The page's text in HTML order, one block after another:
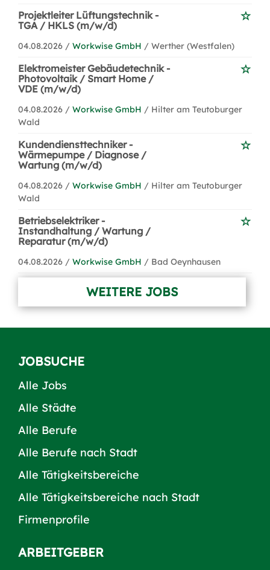
Projektleiter Lüftungstechnik -
TGA / HKLS (m/w/d)
04.08.2026 / Workwise GmbH / Werther (Westfalen)
Elektromeister Gebäudetechnik -
Photovoltaik / Smart Home /
VDE (m/w/d)
04.08.2026 / Workwise GmbH / Hilter am Teutoburger
Wald
Kundendiensttechniker -
Wärmepumpe / Diagnose /
Wartung (m/w/d)
04.08.2026 / Workwise GmbH / Hilter am Teutoburger
Wald
Betriebselektriker -
Instandhaltung / Wartung /
Reparatur (m/w/d)
04.08.2026 / Workwise GmbH / Bad Oeynhausen
WEITERE JOBS
JOBSUCHE
Alle Jobs
Alle Städte
Alle Berufe
Alle Berufe nach Stadt
Alle Tätigkeitsbereiche
Alle Tätigkeitsbereiche nach Stadt
Firmenprofile
ARBEITGEBER